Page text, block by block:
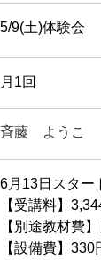
5/9(土)体験会
月1回
斉藤 ようこ
6月13日スタ
【受講料】
【別途教材費
【設備費】330